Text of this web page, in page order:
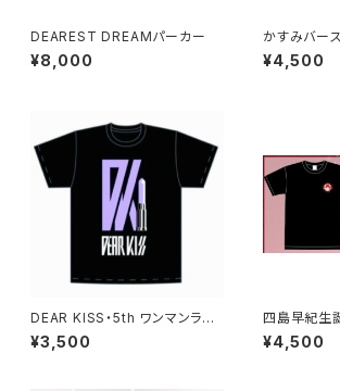
DEAREST DREAMパーカー
¥8,000
かすみバー
¥4,500
DEAR KISS・5th ワンマンライ
ブTシャツ
¥3,500
四島早紀生
¥4,500